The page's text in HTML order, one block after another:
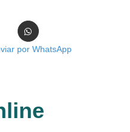
por WhatsApp